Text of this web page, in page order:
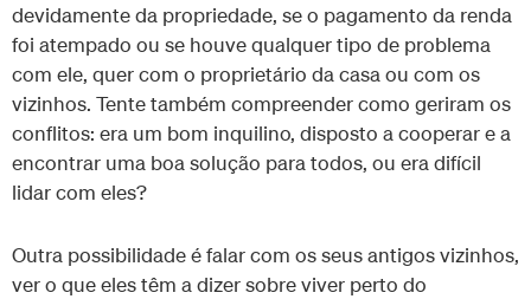
devidamente da propriedade, se o pagamento da renda
foi atempado ou se houve qualquer tipo de problema
com ele, quer com o proprietário da casa ou com os
vizinhos. Tente também compreender como geriram os
conflitos: era um bom inquilino, disposto a cooperar e a
encontrar uma boa solução para todos, ou era difícil
lidar com eles?
Outra possibilidade é falar com os seus antigos vizinhos,
ver o que eles têm a dizer sobre viver perto do